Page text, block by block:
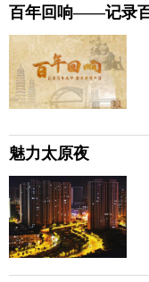
百年回响——记录
魅力太原夜